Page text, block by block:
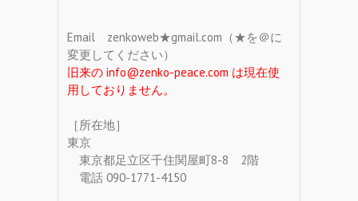
Email zenkoweb★gmail.com（★を＠に
変更してください）
旧来の info@zenko-peace.com は現在使
用しておりません。
［所在地］
東京
東京都足立区千住関屋町8-8 2階
電話 090-1771-4150